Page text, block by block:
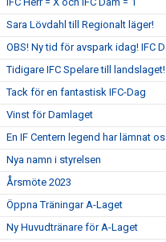
Sara Lövdahl till Regionalt läger!
OBS! Ny tid för avspark idag! IFC
Tidigare IFC Spelare till landslaget!
Tack för en fantastisk IFC-Dag
Vinst för Damlaget
En IF Centern legend har lämnat
Nya namn i styrelsen
Årsmöte 2023
Öppna Träningar A-Laget
Ny Huvudtränare för A-Laget